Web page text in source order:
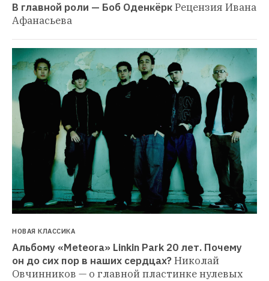
В главной роли — Боб ОденкёркРецензия Ивана
Афанасьева
НОВАЯ КЛАССИКА
Альбому «Meteora» Linkin Park 20 лет. Почему
он до сих пор в наших сердцах?Николай
Овчинников — о главной пластинке нулевых